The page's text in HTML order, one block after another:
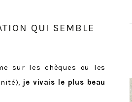
QUI SEMBLE
sur les chèques ou les
je vivais le plus beau